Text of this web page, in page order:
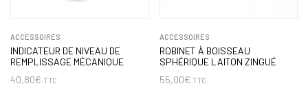
ACCESSOIRES
INDICATEUR DE NIVEAU DE
REMPLISSAGE MÉCANIQUE
40,80€ TTC
ACCESSOIRES
ROBINET À BOISSEAU
SPHÉRIQUE LAITON ZINGUÉ
55,00€ TTC